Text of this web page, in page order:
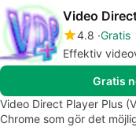
Video
4.8 Gratis
Effektiv
Gratis
Video Direct Player Plus
Chrome som gör det